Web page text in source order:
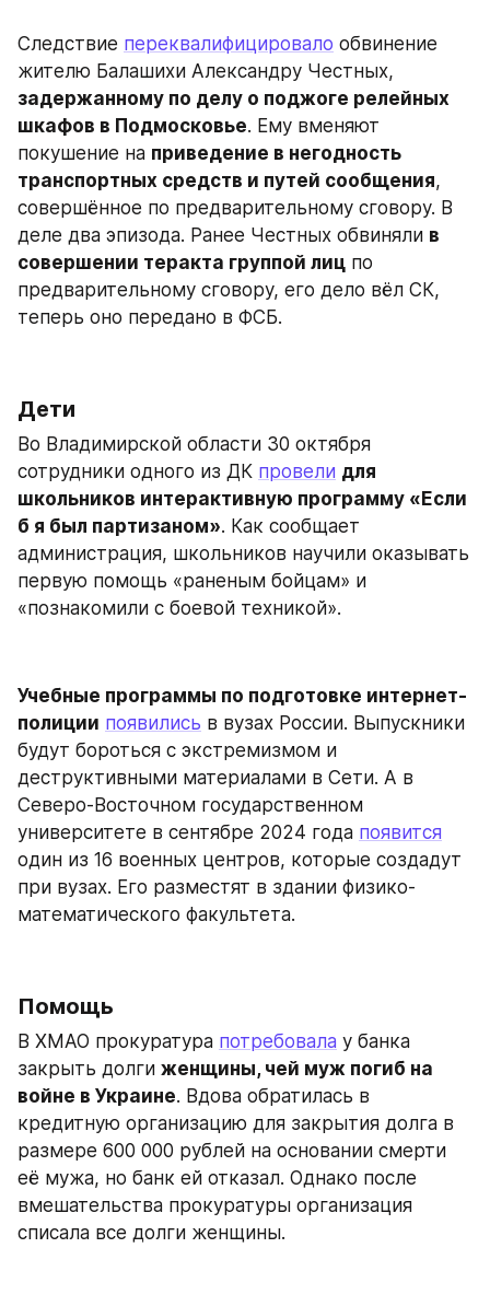
Следствие переквалифицировало обвинение
задержанному по делу о поджоге релейных
шкафов в Подмосковье. Ему вменяют
покушение на приведение в негодность
транспортных средств и путей сообщения,
совершённое по предварительному сговору. В
деле два эпизода. Ранее Честных обвиняли в
совершении теракта группой лиц по
предварительному сговору, его дело вёл СК,
теперь оно передано в ФСБ.
Дети
Во Владимирской области 30 октября
сотрудники одного из ДК провели для
школьников интерактивную программу «Если
б я был партизаном». Как сообщает
администрация, школьников научили оказывать
первую помощь «раненым бойцам» и
«познакомили с боевой техникой».
Учебные программы по подготовке интернет-
полиции появились в вузах России. Выпускники
будут бороться с экстремизмом и
деструктивными материалами в Сети. А в
Северо-Восточном государственном
университете в сентябре 2024 года появится
один из 16 военных центров, которые создадут
при вузах. Его разместят в здании физико-
математического факультета.
Помощь
В ХМАО прокуратура потребовала у банка
закрыть долги женщины, чей муж погиб на
войне в Украине. Вдова обратилась в
кредитную организацию для закрытия долга в
размере 600 000 рублей на основании смерти
её мужа, но банк ей отказал. Однако после
вмешательства прокуратуры организация
списала все долги женщины.